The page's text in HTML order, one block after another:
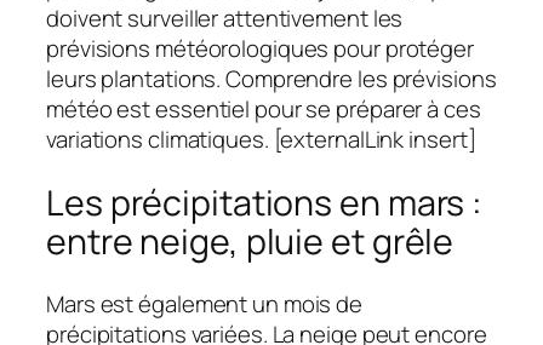
doivent surveiller attentivement les
prévisions météorologiques pour protéger
leurs plantations. Comprendre les prévisions
météo est essentiel pour se préparer à ces
variations climatiques. [externalLink insert]
Les précipitations en mars :
entre neige, pluie et grêle
Mars est également un mois de
précipitations variées. La neige peut encore